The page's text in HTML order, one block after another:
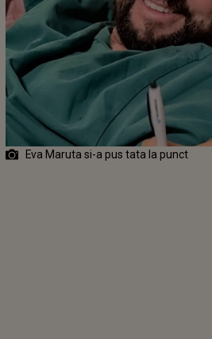
Eva Maruta si-a pus tata la punct